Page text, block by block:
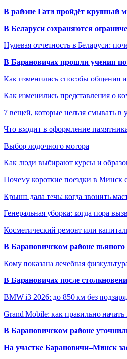
В районе Гати пройдёт крупный
В Беларуси сохраняются
Нулевая отчетность в Беларуси:
В Барановичах прошли учения по
Как изменились способы общения
Как изменились представления о
7 вещей, которые нельзя смывать в
Что входит в оформление
Выбор лодочного мотора
Как люди выбирают курсы и
Почему короткие поездки в Минск
Крыша дала течь: когда звонить
Генеральная уборка: когда пора
Косметический ремонт или
В Барановичском районе пьяного
Кому показана лечебная
В Барановичах после
BMW i3 2026: до 850 км без
Grand Mobile: как правильно
В Барановичском районе
На участке Барановичи–Минск